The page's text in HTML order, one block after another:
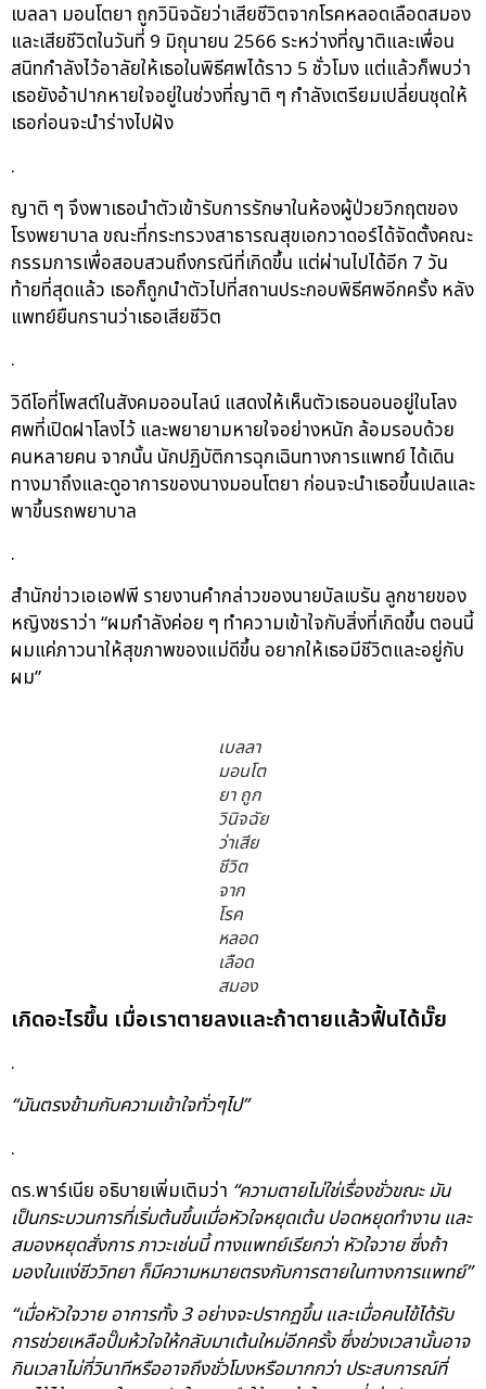
เบลลา มอนโตยา ถูกวินิจฉัยว่าเสียชีวิตจากโรคหลอดเลือดสมอง
และเสียชีวิตในวันที่ 9 มิถุนายน 2566 ระหว่างที่ญาติและเพื่อน
สนิทกำลังไว้อาลัยให้เธอในพิธีศพได้ราว 5 ชั่วโมง แต่แล้วก็พบว่า
เธอยังอ้าปากหายใจอยู่ในช่วงที่ญาติ ๆ กำลังเตรียมเปลี่ยนชุดให้
เธอก่อนจะนำร่างไปฝัง
.
ญาติ ๆ จึงพาเธอนำตัวเข้ารับการรักษาในห้องผู้ป่วยวิกฤตของ
โรงพยาบาล ขณะที่กระทรวงสาธารณสุขเอกวาดอร์ได้จัดตั้งคณะ
กรรมการเพื่อสอบสวนถึงกรณีที่เกิดขึ้น แต่ผ่านไปได้อีก 7 วัน
ท้ายที่สุดแล้ว เธอก็ถูกนำตัวไปที่สถานประกอบพิธีศพอีกครั้ง หลัง
แพทย์ยืนกรานว่าเธอเสียชีวิต
.
วิดีโอที่โพสต์ในสังคมออนไลน์ แสดงให้เห็นตัวเธอนอนอยู่ในโลง
ศพที่เปิดฝาโลงไว้ และพยายามหายใจอย่างหนัก ล้อมรอบด้วย
คนหลายคน จากนั้น นักปฏิบัติการฉุกเฉินทางการแพทย์ ได้เดิน
ทางมาถึงและดูอาการของนางมอนโตยา ก่อนจะนำเธอขึ้นเปลและ
พาขึ้นรถพยาบาล
.
สำนักข่าวเอเอฟพี รายงานคำกล่าวของนายบัลเบรัน ลูกชายของ
หญิงชราว่า “ผมกำลังค่อย ๆ ทำความเข้าใจกับสิ่งที่เกิดขึ้น ตอนนี้
ผมแค่ภาวนาให้สุขภาพของแม่ดีขึ้น อยากให้เธอมีชีวิตและอยู่กับ
ผม”
เบลลา
มอนโต
ยา ถูก
วินิจฉัย
ว่าเสีย
ชีวิต
จาก
โรค
หลอด
เลือด
สมอง
เกิดอะไรขึ้น เมื่อเราตายลงและถ้าตายแล้วฟื้นได้มั๊ย
.
“มันตรงข้ามกับความเข้าใจทั่วๆไป”
.
ดร.พาร์เนีย อธิบายเพิ่มเติมว่า “ความตายไม่ใช่เรื่องชั่วขณะ มัน
เป็นกระบวนการที่เริ่มต้นขึ้นเมื่อหัวใจหยุดเต้น ปอดหยุดทำงาน และ
สมองหยุดสั่งการ ภาวะเช่นนี้ ทางแพทย์เรียกว่า หัวใจวาย ซึ่งถ้า
มองในแง่ชีววิทยา ก็มีความหมายตรงกับการตายในทางการแพทย์”
“เมื่อหัวใจวาย อาการทั้ง 3 อย่างจะปรากฏขึ้น และเมื่อคนไข้ได้รับ
การช่วยเหลือปั๊มห้วใจให้กลับมาเต้นใหม่อีกครั้ง ซึ่งช่วงเวลานั้นอาจ
กินเวลาไม่กี่วินาทีหรืออาจถึงชั่วโมงหรือมากกว่า ประสบการณ์ที่